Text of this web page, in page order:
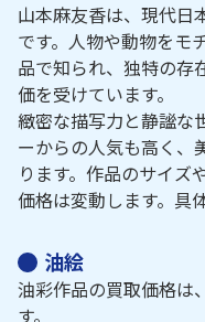
山本麻友香は、現代日
です。人物や動物をモ
品で知られ、独特の存
価を受けています。
緻密な描写力と静謐な
ーからの人気も高く、
ります。作品のサイズ
価格は変動します。具
油絵
油彩作品の買取価格は
す。